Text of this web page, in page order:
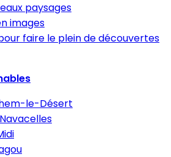
paysages
images
faire le plein de découvertes
le-Désert